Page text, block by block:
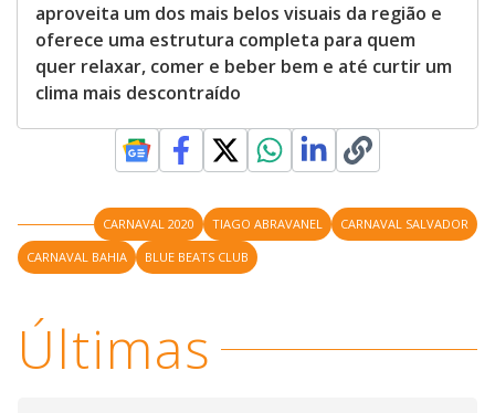
aproveita um dos mais belos visuais da região e
oferece uma estrutura completa para quem
quer relaxar, comer e beber bem e até curtir um
clima mais descontraído
CARNAVAL 2020 TIAGO ABRAVANEL
CARNAVAL SALVADOR
CARNAVAL BAHIA
BLUE BEATS CLUB
Últimas